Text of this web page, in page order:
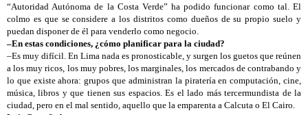
“Autoridad Autónoma de la Costa Verde” ha podido funcionar como tal. El
colmo es que se considere a los distritos como dueños de su propio suelo y
puedan disponer de él para venderlo como negocio.
–En estas condiciones, ¿cómo planificar para la ciudad?
–Es muy difícil. En Lima nada es pronosticable, y surgen los guetos que reúnen
a los muy ricos, los muy pobres, los marginales, los mercados de contrabando y
lo que existe ahora: grupos que administran la piratería en computación, cine,
música, libros y que tienen sus espacios. Es el lado más tercermundista de la
ciudad, pero en el mal sentido, aquello que la emparenta a Calcuta o El Cairo.